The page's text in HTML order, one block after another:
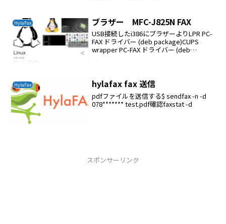
HylaFax ブラザー MFC-J825N FAX
USB接続したi386にブラザーよりLPR PC-
FAX ドライバー (deb package)CUPS
wrapper PC-FAX ドライバー (deb
HylaFax hylafax fax 送信
pdfファイルを送信する$ sendfax -n -d
078******* test.pdf確認faxstat -d
スポンサーリンク